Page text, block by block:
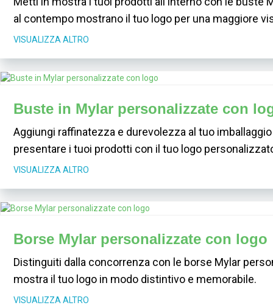
al contempo mostrano il tuo logo per una maggiore
VISUALIZZA ALTRO
Buste in Mylar personalizzate con
Aggiungi raffinatezza e durevolezza al tuo
presentare i tuoi prodotti con il tuo logo
VISUALIZZA ALTRO
Borse Mylar personalizzate con logo
Distinguiti dalla concorrenza con le borse Mylar
mostra il tuo logo in modo distintivo e memorabile.
VISUALIZZA ALTRO